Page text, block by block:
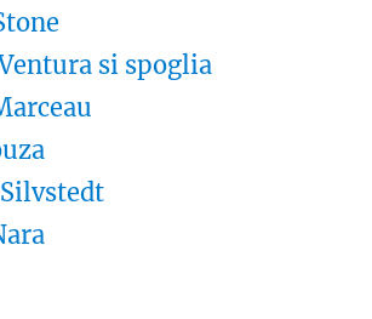
si spoglia